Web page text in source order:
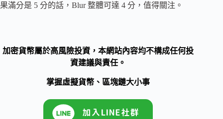
果滿分是 5 分的話，Blur 整體可達 4 分，值得關注。
加密貨幣屬於高風險投資，本網站內容均不構成任何投
資建議與責任。
掌握虛擬貨幣、區塊鏈大小事